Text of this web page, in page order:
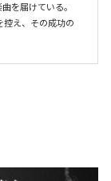
を届けている。
控え、その成功の